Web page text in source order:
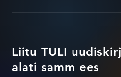
Liitu TULI
alati samm ees